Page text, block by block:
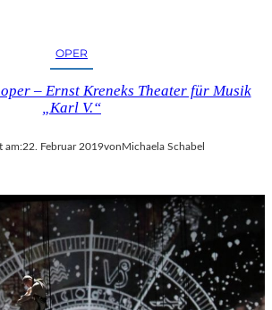
OPER
– Ernst Kreneks Theater für Musik
„Karl V.“
am:22. Februar 2019vonMichaela Schabel